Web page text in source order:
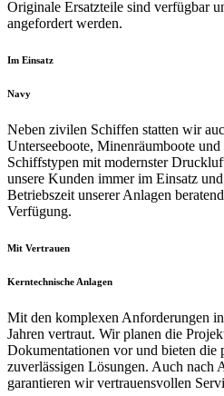
Originale Ersatzteile sind verfügbar
angefordert werden.
Im Einsatz
Navy
Neben zivilen Schiffen statten wir
Unterseeboote, Minenräumboote
Schiffstypen mit modernster
unsere Kunden immer im Einsatz
Betriebszeit unserer Anlagen
Verfügung.
Mit Vertrauen
Kerntechnische Anlagen
Mit den komplexen Anforderungen
Jahren vertraut. Wir planen die
Dokumentationen vor und bieten die
zuverlässigen Lösungen. Auch nach
garantieren wir vertrauensvollen